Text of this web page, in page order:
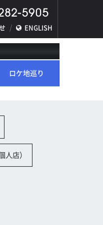
ENGLISH
ロケ地巡り
人店）